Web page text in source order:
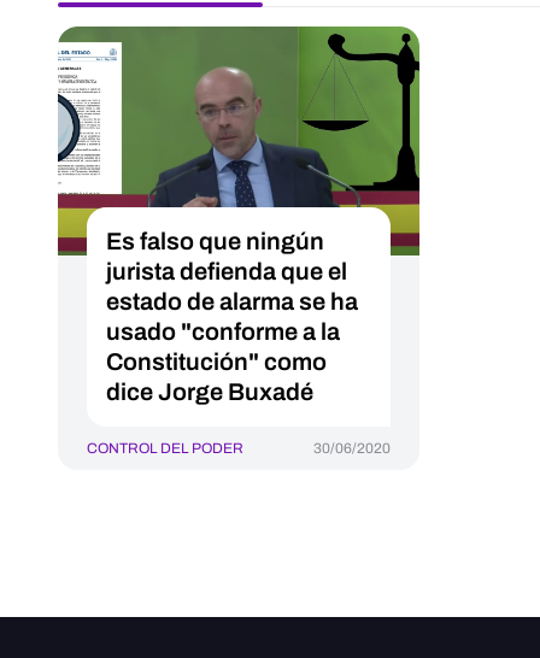
Es falso que ningún
jurista defienda que el
estado de alarma se ha
usado "conforme a la
Constitución" como
dice Jorge Buxadé
CONTROL DEL PODER 30/06/2020